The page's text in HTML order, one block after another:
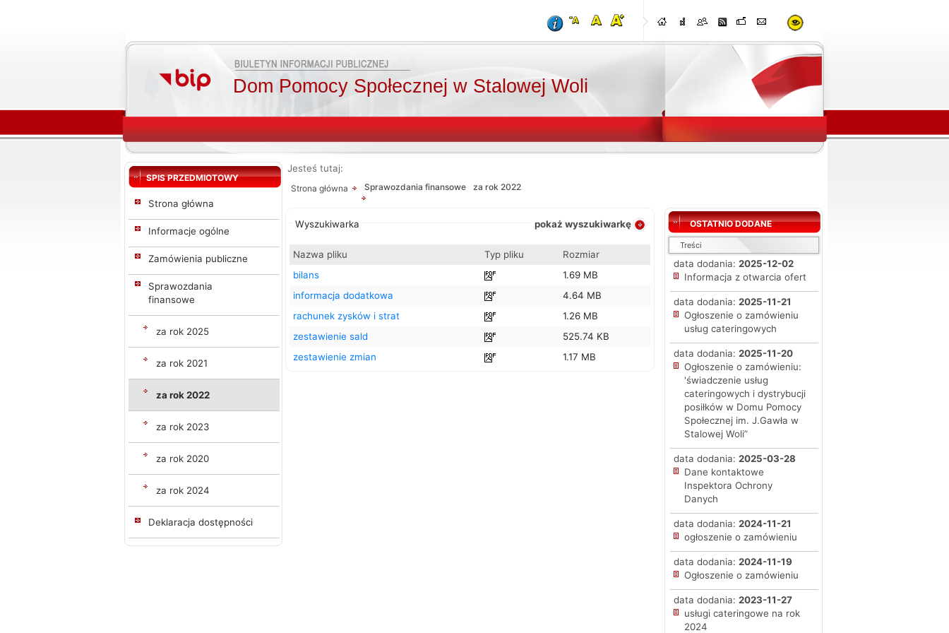
Dom Pomocy Społecznej w Stalowej Woli
SPIS PRZEDMIOTOWY
Strona główna
Informacje ogólne
Zamówienia publiczne
Sprawozdania
finansowe
za rok 2025
za rok 2021
za rok 2022
za rok 2023
za rok 2020
za rok 2024
Deklaracja dostępności
Jesteś tutaj:
Strona główna Sprawozdania finansowe za rok 2022
Wyszukiwarka pokaż wyszukiwarkę
Do:
Szukaj
Nazwa pliku Typ pliku
Rozmiar
bilans
1.69 MB
informacja dodatkowa
4.64 MB
rachunek zysków i strat
1.26 MB
zestawienie sald
525.74 KB
zestawienie zmian
1.17 MB
OSTATNIO DODANE
Treści
data dodania: 2025-12-02
Informacja z otwarcia ofert
data dodania: 2025-11-21
Ogłoszenie o zamówieniu
usług cateringowych
data dodania: 2025-11-20
Ogłoszenie o zamówieniu:
'świadczenie usług
cateringowych i dystrybucji
posiłków w Domu Pomocy
Społecznej im. J.Gawła w
Stalowej Woli”
data dodania: 2025-03-28
Dane kontaktowe
Inspektora Ochrony
Danych
data dodania: 2024-11-21
ogłoszenie o zamówieniu
data dodania: 2024-11-19
Ogłoszenie o zamówieniu
data dodania: 2023-11-27
usługi cateringowe na rok
2024